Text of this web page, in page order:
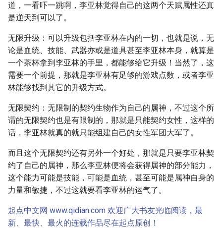
道，一看吓一跳啊，李亚林觉得自己的这两个天赋属性还真
是逆天到可以了。
无限升级：可以升级包括李亚林在内的一切，也就是说，无
论是血统、技能、武器亦或是道具甚至李亚林本身，就算是
一个茶杯拿到李亚林的手里，都能够给它升级！当然了，这
需要一个前提，那就是李亚林有足够的游戏点数，或者李亚
林能够找到其它的升级方式。
无限契约：无限制的契约生物作为自己的属神，不过这个所
谓的无限契约也是有限制的，那就是只能契约女性，这样的
话，李亚林就真的就只能组建自己的女性军团大军了。
而且这个无限契约还有另外一个好处，那就是只要李亚林契
约了自己的属神，那么李亚林便将会获得属神的部分能力，
这个能力可能是技能，可能是血统，甚至可能是属神自身的
力量和敏捷，不过这就要看李亚林的运气了。
起点中文网 www.qidian.com 欢迎广大书友光临阅读，最
新、最快、最火的连载作品尽在起点原创！